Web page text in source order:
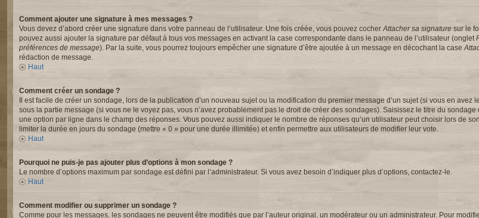
Comment ajouter une signature à mes messages ?
Vous devez d’abord créer une signature dans votre panneau de l’utilisateur. Une fois créée, vous pouvez cocher Attacher sa signature sur le
pouvez aussi ajouter la signature par défaut à tous vos messages en activant la case correspondante dans le panneau de l’utilisateur (onglet
préférences de message). Par la suite, vous pourrez toujours empêcher une signature d’être ajoutée à un message en décochant la case
rédaction de message.
Haut
Comment créer un sondage ?
Il est facile de créer un sondage, lors de la publication d’un nouveau sujet ou la modification du premier message d’un sujet (si vous en avez
sous la partie message (si vous ne le voyez pas, vous n’avez probablement pas le droit de créer des sondages). Saisissez le titre du
une option par ligne dans le champ des réponses. Vous pouvez aussi indiquer le nombre de réponses qu’un utilisateur peut choisir lors de
limiter la durée en jours du sondage (mettre « 0 » pour une durée illimitée) et enfin permettre aux utilisateurs de modifier leur vote.
Haut
Pourquoi ne puis-je pas ajouter plus d’options à mon sondage ?
Le nombre d’options maximum par sondage est défini par l’administrateur. Si vous avez besoin d’indiquer plus d’options, contactez-le.
Haut
Comment modifier ou supprimer un sondage ?
Comme pour les messages, les sondages ne peuvent être modifiés que par l’auteur original, un modérateur ou un administrateur. Pour